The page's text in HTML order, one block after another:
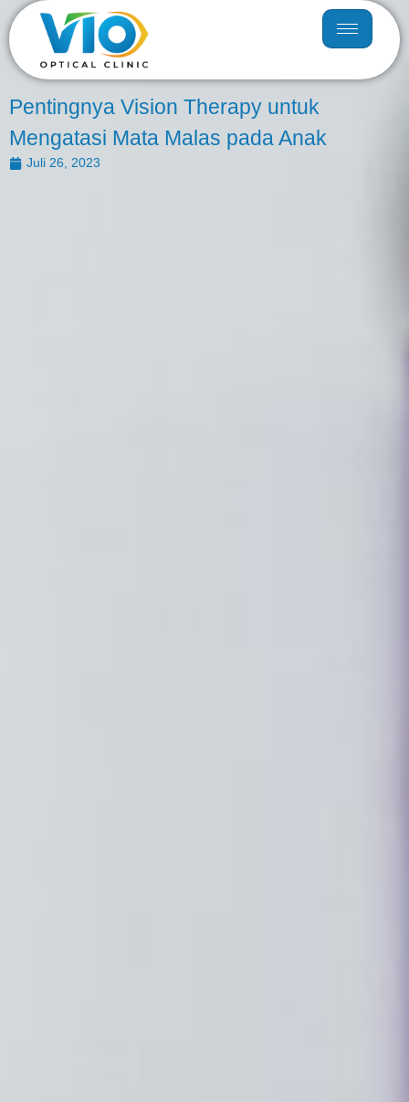
Pentingnya Vision Therapy untuk
Mengatasi Mata Malas pada Anak
Juli 26, 2023